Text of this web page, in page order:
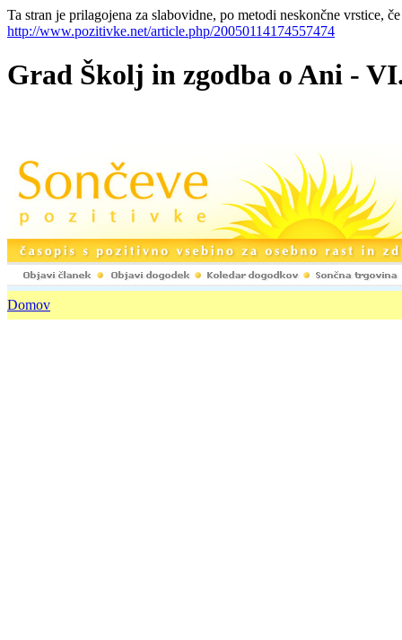
Ta stran je prilagojena za slabovidne, po metodi neskončne vrstice,
http://www.pozitivke.net/article.php/20050114174557474
Grad Školj in zgodba
Domov